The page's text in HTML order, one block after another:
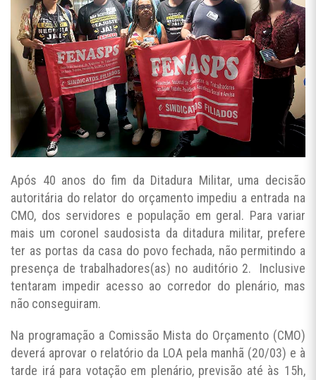
Após 40 anos do fim da Ditadura Militar, uma decisão
autoritária do relator do orçamento impediu a entrada na
CMO, dos servidores e população em geral. Para variar
mais um coronel saudosista da ditadura militar, prefere
ter as portas da casa do povo fechada, não permitindo a
presença de trabalhadores(as) no auditório 2. Inclusive
tentaram impedir acesso ao corredor do plenário, mas
não conseguiram.
Na programação a Comissão Mista do Orçamento (CMO)
deverá aprovar o relatório da LOA pela manhã (20/03) e à
tarde irá para votação em plenário, previsão até às 15h,